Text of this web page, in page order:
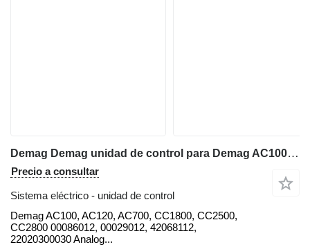
Demag Demag unidad de control para Demag AC100, AC120, AC700, CC1800, CC2500, CC2800 grúa todo terreno
Precio a consultar
Sistema eléctrico - unidad de control
Demag AC100, AC120, AC700, CC1800, CC2500,
CC2800 00086012, 00029012, 42068112,
22020300030 Analog...